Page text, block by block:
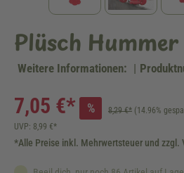
Plüsch
Weitere Informationen: |
7,05 €* % 8,29 €* (14.96%
UVP: 8,99 €*
*Alle Preise inkl. Mehrwertsteuer und zzgl.